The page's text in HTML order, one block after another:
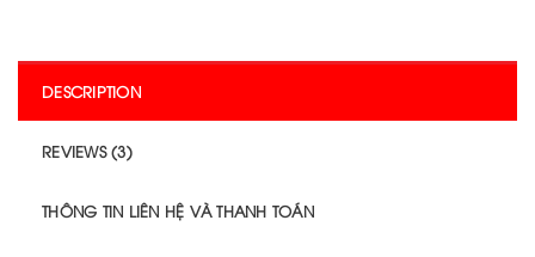
DESCRIPTION
REVIEWS (3)
THÔNG TIN LIÊN HỆ VÀ THANH TOÁN